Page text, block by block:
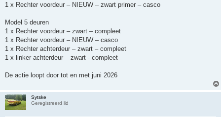
1 x Rechter voordeur – NIEUW – zwart primer – casco
Model 5 deuren
1 x Rechter voordeur – zwart – compleet
1 x Rechter voordeur – NIEUW – casco
1 x Rechter achterdeur – zwart – compleet
1 x linker achterdeur – zwart - compleet
De actie loopt door tot en met juni 2026
Sytske
Geregistreerd lid